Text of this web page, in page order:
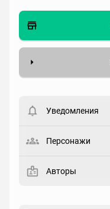
Статус
Уведомления
Персонажи
Авторы